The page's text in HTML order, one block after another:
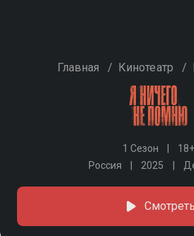
Главная / Кинотеатр /
1 Сезон
18+
Россия
2025
Смотреть